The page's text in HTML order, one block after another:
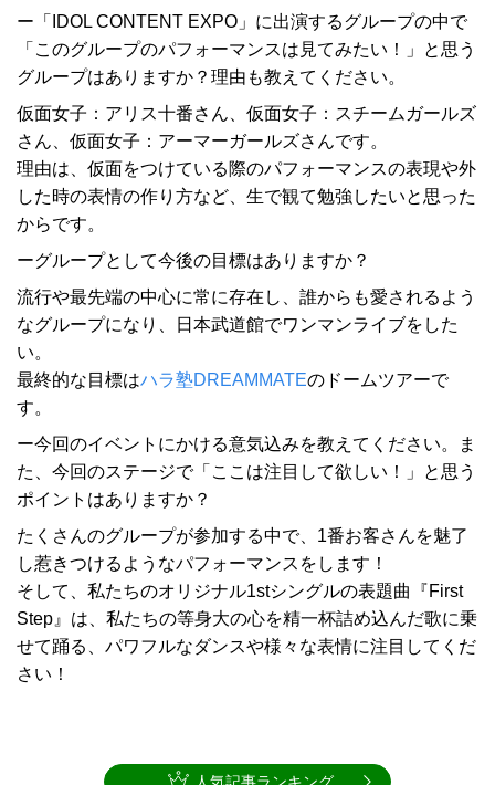
ー「IDOL CONTENT EXPO」に出演するグループの中で
「このグループのパフォーマンスは見てみたい！」と思う
グループはありますか？理由も教えてください。
仮面女子：アリス十番さん、仮面女子：スチームガールズ
さん、仮面女子：アーマーガールズさんです。
理由は、仮面をつけている際のパフォーマンスの表現や外
した時の表情の作り方など、生で観て勉強したいと思った
からです。
ーグループとして今後の目標はありますか？
流行や最先端の中心に常に存在し、誰からも愛されるよう
なグループになり、日本武道館でワンマンライブをした
い。
最終的な目標はハラ塾DREAMMATEのドームツアーで
す。
ー今回のイベントにかける意気込みを教えてください。ま
た、今回のステージで「ここは注目して欲しい！」と思う
ポイントはありますか？
たくさんのグループが参加する中で、1番お客さんを魅了
し惹きつけるようなパフォーマンスをします！
そして、私たちのオリジナル1stシングルの表題曲『First
Step』は、私たちの等身大の心を精一杯詰め込んだ歌に乗
せて踊る、パワフルなダンスや様々な表情に注目してくだ
さい！
人気記事ランキング